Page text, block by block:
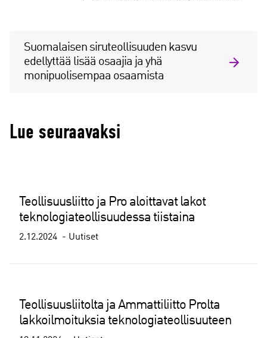
Suomalaisen siruteollisuuden kasvu
edellyttää lisää osaajia ja yhä
monipuolisempaa osaamista
Lue seuraavaksi
Teollisuusliitto ja Pro aloittavat lakot
teknologiateollisuudessa tiistaina
2.12.2024 Uutiset
Teollisuusliitolta ja Ammattiliitto Prolta
lakkoilmoituksia teknologiateollisuuteen